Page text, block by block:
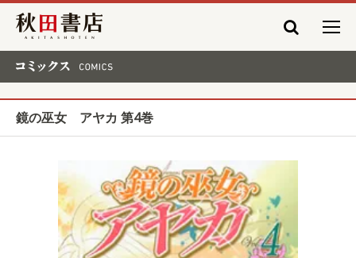
秋田書店
鏡の巫女 アヤカ 第4巻